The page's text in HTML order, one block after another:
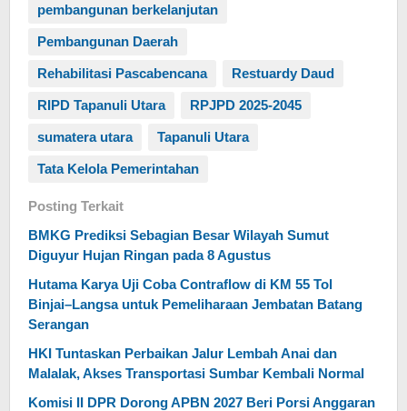
pembangunan berkelanjutan
Pembangunan Daerah
Rehabilitasi Pascabencana Restuardy Daud
RIPD Tapanuli Utara RPJPD 2025-2045
sumatera utara Tapanuli Utara
Tata Kelola Pemerintahan
Posting Terkait
BMKG Prediksi Sebagian Besar Wilayah Sumut
Diguyur Hujan Ringan pada 8 Agustus
Hutama Karya Uji Coba Contraflow di KM 55 Tol
Binjai–Langsa untuk Pemeliharaan Jembatan Batang
Serangan
HKI Tuntaskan Perbaikan Jalur Lembah Anai dan
Malalak, Akses Transportasi Sumbar Kembali Normal
Komisi II DPR Dorong APBN 2027 Beri Porsi Anggaran